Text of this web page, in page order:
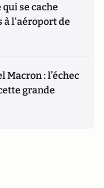
qui se cache
à l'aéroport de
Macron : l’échec
grande